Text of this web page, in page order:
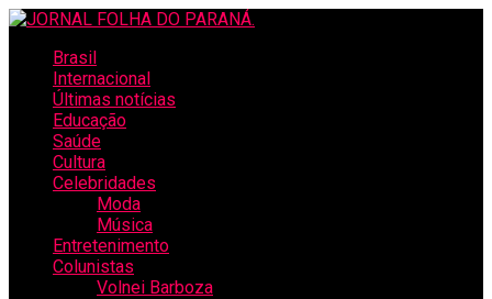
Brasil
Internacional
Últimas notícias
Educação
Saúde
Cultura
Celebridades
Moda
Música
Entretenimento
Colunistas
Volnei Barboza